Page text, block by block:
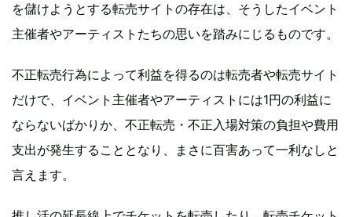
を儲けようとする転売サイトの存在は、そうしたイベント
主催者やアーティストたちの思いを踏みにじるものです。
不正転売行為によって利益を得るのは転売者や転売サイト
だけで、イベント主催者やアーティストには1円の利益に
ならないばかりか、不正転売・不正入場対策の負担や費用
支出が発生することとなり、まさに百害あって一利なしと
言えます。